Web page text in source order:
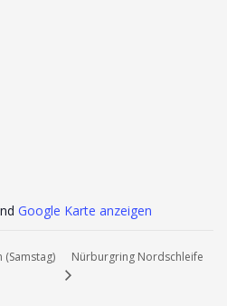
Google Karte anzeigen
(Samstag) Nürburgring Nordschleife